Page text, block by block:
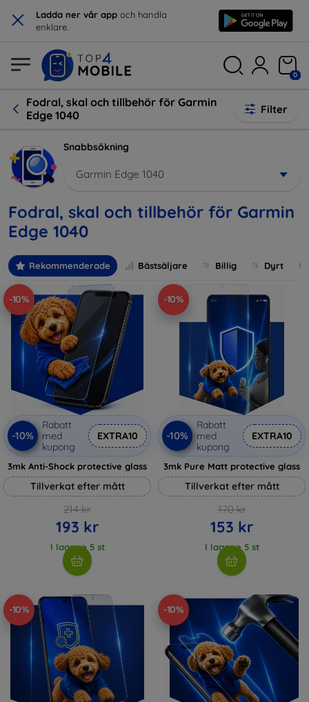
× Ladda ner vår app och handla
enklare.
0
Fodral, skal och tillbehör för Garmin
Edge 1040
Filter
Snabbsökning
Garmin Edge 1040
Fodral, skal och tillbehör för Garmin
Edge 1040
Rekommenderade Bästsäljare Billig Dyrt
-10%
-10%
Rabatt
med
kupong
EXTRA10
3mk Anti-Shock protective glass
Tillverkat efter mått
214 kr
193 kr
I lager > 5 st
-10%
-10%
Rabatt
med
kupong
EXTRA10
3mk Pure Matt protective glass
Tillverkat efter mått
170 kr
153 kr
I lager > 5 st
-10% -10%